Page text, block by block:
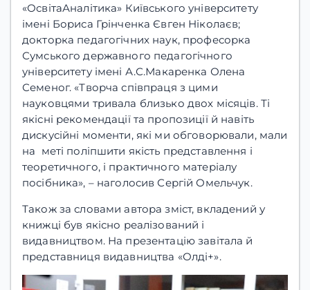
«ОсвітаАналітика» Київського університету
імені Бориса Грінченка Євген Ніколаєв;
докторка педагогічних наук, професорка
Сумського державного педагогічного
університету імені А.С.Макаренка Олена
Семеног. «Творча співпраця з цими
науковцями тривала близько двох місяців. Ті
якісні рекомендації та пропозиції й навіть
дискусійні моменти, які ми обговорювали, мали
на меті поліпшити якість представлення і
теоретичного, і практичного матеріалу
посібника», – наголосив Сергій Омельчук.
Також за словами автора зміст, вкладений у
книжці був якісно реалізований і
видавництвом. На презентацію завітала й
представниця видавництва «Олді+».